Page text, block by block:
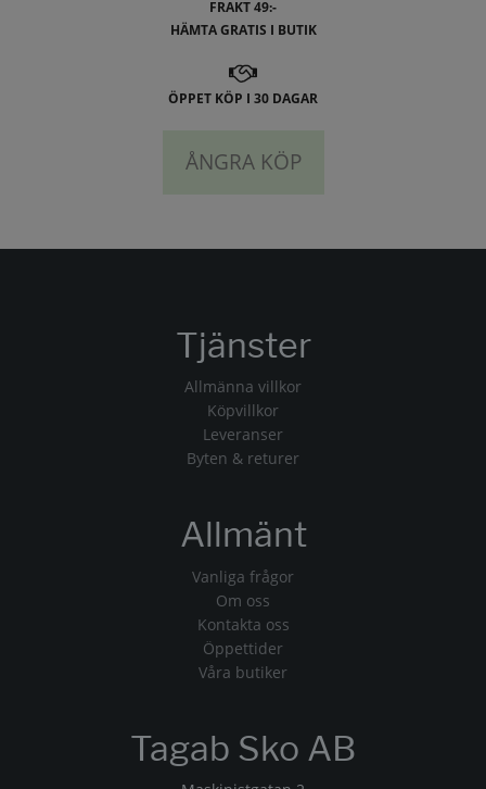
FRAKT 49:-
HÄMTA GRATIS I BUTIK
ÖPPET KÖP I 30 DAGAR
ÅNGRA KÖP
Tjänster
Allmänna villkor
Köpvillkor
Leveranser
Byten & returer
Allmänt
Vanliga frågor
Om oss
Kontakta oss
Öppettider
Våra butiker
Tagab Sko AB